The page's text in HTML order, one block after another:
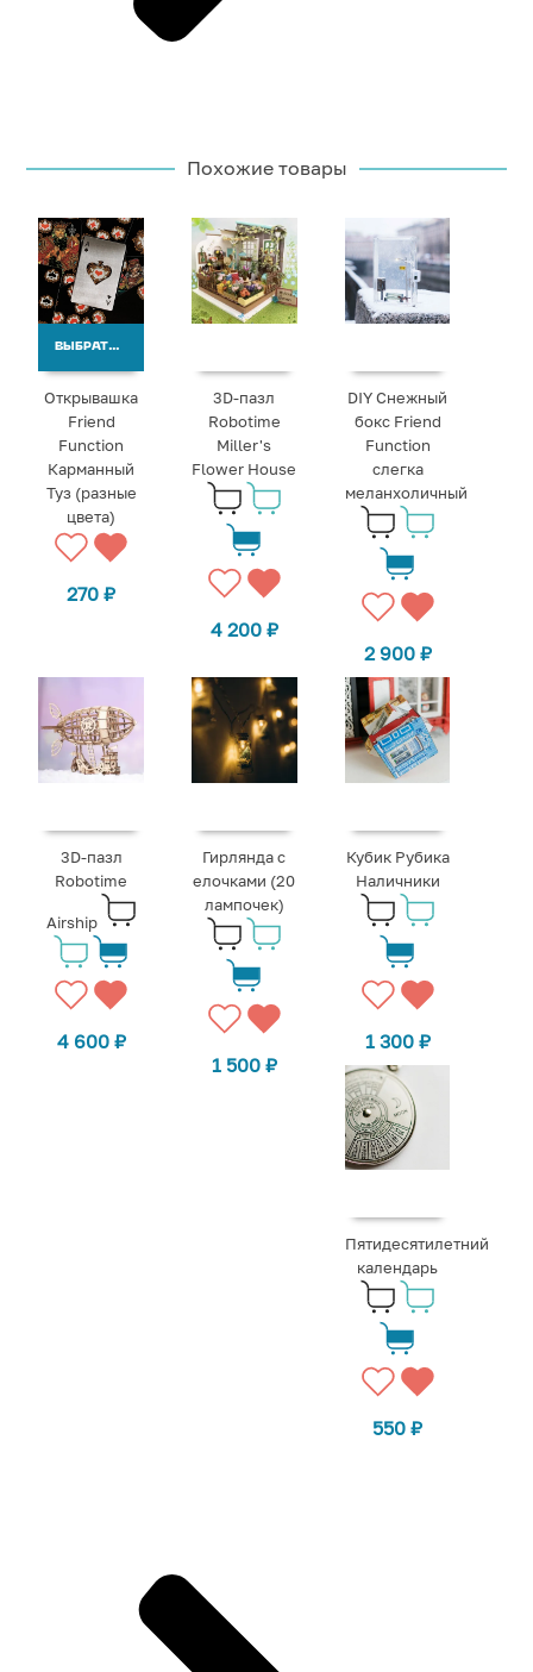
Похожие товары
ВЫБРАТЬ ВАРИАНТЫ
Открывашка
Friend
Function
Карманный
Туз (разные
цвета)
270₽
3D-пазл
Robotime
Miller's
Flower House
4 200 ₽
DIY Снежный
бокс Friend
Function
слегка
меланхоличный
2 900 ₽
3D-пазл
Robotime
Airship
4 600 ₽
Гирлянда с
елочками (20
лампочек)
1 500 ₽
Кубик Рубика
Наличники
1 300 ₽
Пятидесятилетний
календарь
550₽